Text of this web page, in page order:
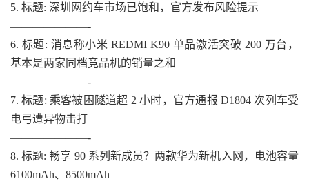
5. 标题: 深圳网约车市场已饱和，官方发布风险提示
———————-
6. 标题: 消息称小米 REDMI K90 单品激活突破 200 万台，
基本是两家同档竞品机的销量之和
———————-
7. 标题: 乘客被困隧道超 2 小时，官方通报 D1804 次列车受
电弓遭异物击打
———————-
8. 标题: 畅享 90 系列新成员？两款华为新机入网，电池容量
6100mAh、8500mAh